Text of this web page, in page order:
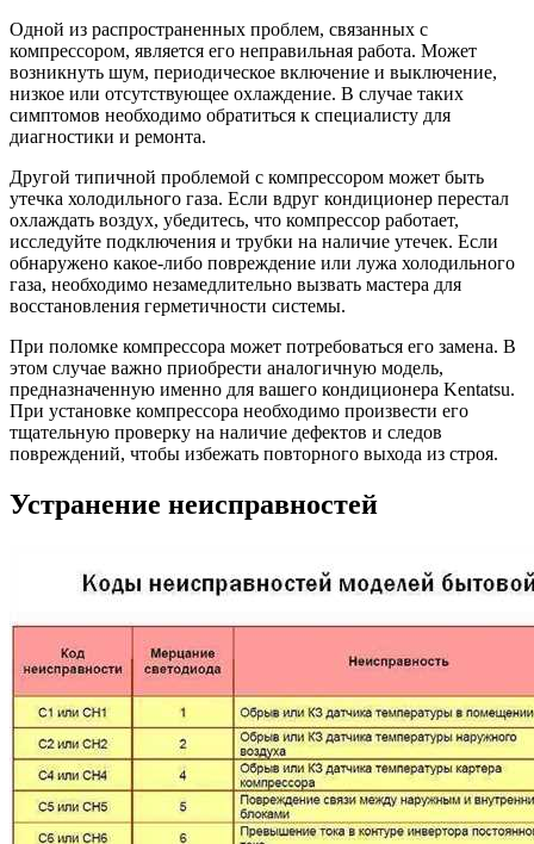
Одной из распространенных проблем, связанных с
компрессором, является его неправильная работа. Может
возникнуть шум, периодическое включение и выключение,
низкое или отсутствующее охлаждение. В случае таких
симптомов необходимо обратиться к специалисту для
диагностики и ремонта.
Другой типичной проблемой с компрессором может быть
утечка холодильного газа. Если вдруг кондиционер перестал
охлаждать воздух, убедитесь, что компрессор работает,
исследуйте подключения и трубки на наличие утечек. Если
обнаружено какое-либо повреждение или лужа холодильного
газа, необходимо незамедлительно вызвать мастера для
восстановления герметичности системы.
При поломке компрессора может потребоваться его замена. В
этом случае важно приобрести аналогичную модель,
предназначенную именно для вашего кондиционера Kentatsu.
При установке компрессора необходимо произвести его
тщательную проверку на наличие дефектов и следов
повреждений, чтобы избежать повторного выхода из строя.
Устранение неисправностей